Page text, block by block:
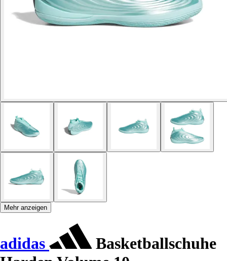
Mehr anzeigen
adidas
Basketballschuhe